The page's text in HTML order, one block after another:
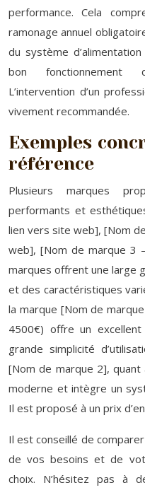
performance. Cela
ramonage annuel
du système
bon fonctionnement
L’intervention d’un
vivement recommandée.
Exemples
référence
Plusieurs marques
performants et
lien vers site web], [Nom
web], [Nom de marque 3
marques offrent une large
et des caractéristiques
la marque [Nom de
4500€) offre un
grande simplicité
[Nom de marque 2],
moderne et intègre un
Il est proposé à un prix
Il est conseillé de
de vos besoins et de
choix. N’hésitez pas à